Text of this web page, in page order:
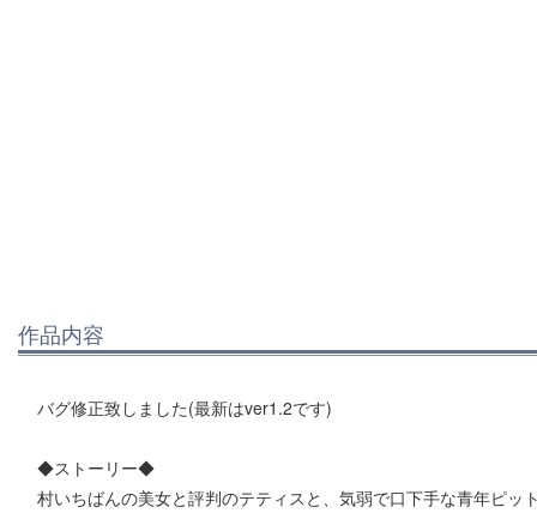
作品内容
バグ修正致しました(最新はver1.2です)
◆ストーリー◆
村いちばんの美女と評判のテティスと、気弱で口下手な青年ピッ